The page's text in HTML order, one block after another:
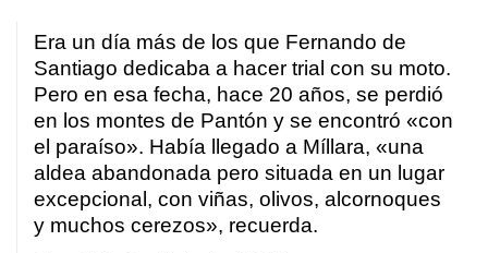
Era un día más de los que Fernando de
Santiago dedicaba a hacer trial con su moto.
Pero en esa fecha, hace 20 años, se perdió
en los montes de Pantón y se encontró «con
el paraíso». Había llegado a Míllara, «una
aldea abandonada pero situada en un lugar
excepcional, con viñas, olivos, alcornoques
y muchos cerezos», recuerda.